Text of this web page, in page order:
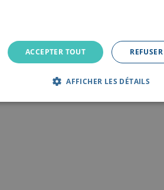
ACCEPTER TOUT
AFFICHER LES DÉTAILS